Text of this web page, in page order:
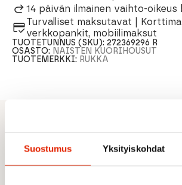
Suostumus Yksityiskohdat
14 päivän ilmainen vaihto-oikeus
Turvalliset maksutavat |
verkkopankit, mobiilimaksut
TUOTETUNNUS (SKU):272369296 R
OSASTO: NAISTEN KUORIHOUSUT
TUOTEMERKKI: RUKKA
RUKKA IRELA HOUSUT, naisten